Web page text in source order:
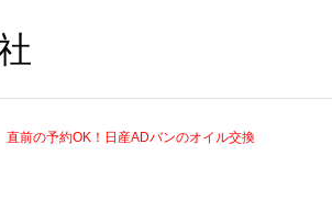
直前の予約OK！日産ADバンのオイル交換